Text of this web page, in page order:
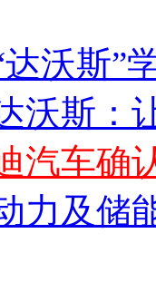
汽车确
力及储
锂电“